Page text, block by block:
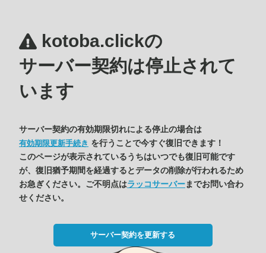
kotoba.clickの
サーバー契約は停止されて
います
サーバー契約の有効期限切れによる停止の場合は
有効期限更新手続き を行うことで今すぐ復旧できます！
このページが表示されているうちはいつでも復旧可能です
が、復旧猶予期間を経過するとデータの削除が行われるため
お急ぎください。ご不明点はラッコサーバーまでお問い合わ
せください。
サーバー契約を更新する